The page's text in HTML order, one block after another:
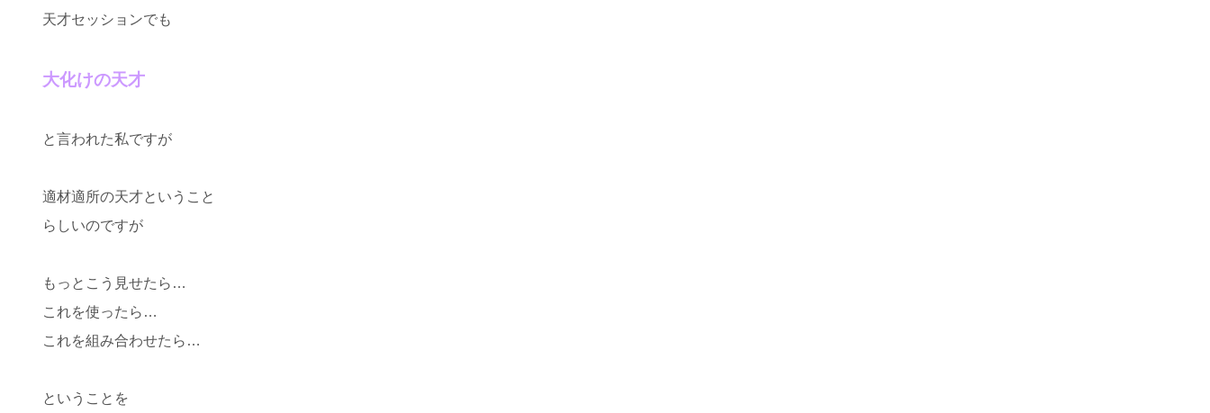
天才セッションでも
大化けの天才
と言われた私ですが
適材適所の天才ということ
らしいのですが
もっとこう見せたら…
これを使ったら…
これを組み合わせたら…
ということを